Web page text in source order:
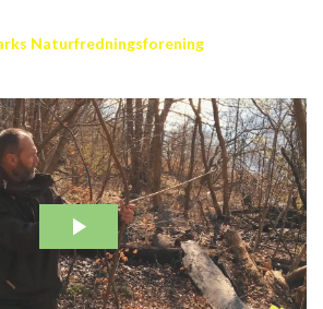
Naturfredningsforening